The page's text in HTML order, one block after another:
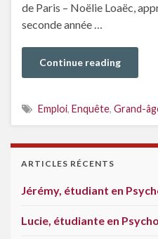
de Paris – Noëlie Loaëc,
seconde année …
Continue reading
Emploi, Enquête, Grand-
ARTICLES RÉCENTS
Jérémy, étudiant en
Lucie, étudiante en